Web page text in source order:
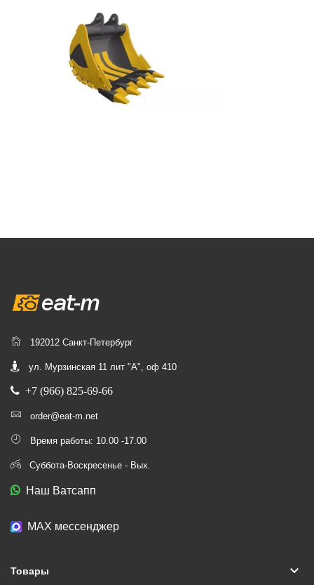
192012 Санкт-Петербург
ул. Мурзинская 11 лит "А", оф 410
+7 (966) 825-69-66
order@eat-m.net
Время работы: 10.00 -17.00
Суббота-Воскресенье - Вых.
Наш Ватсапп
МАХ мессенджер
Товары keyboard_arrow_down